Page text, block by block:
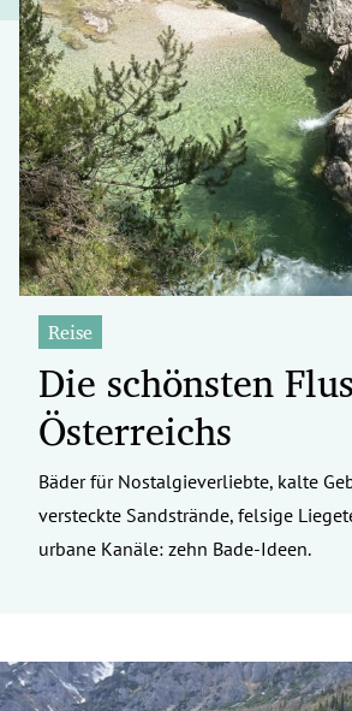
Reise
Die schönsten
Österreichs
Bäder für Nostalgieverliebte, kalte
versteckte Sandstrände, felsige
urbane Kanäle: zehn Bade-Ideen.